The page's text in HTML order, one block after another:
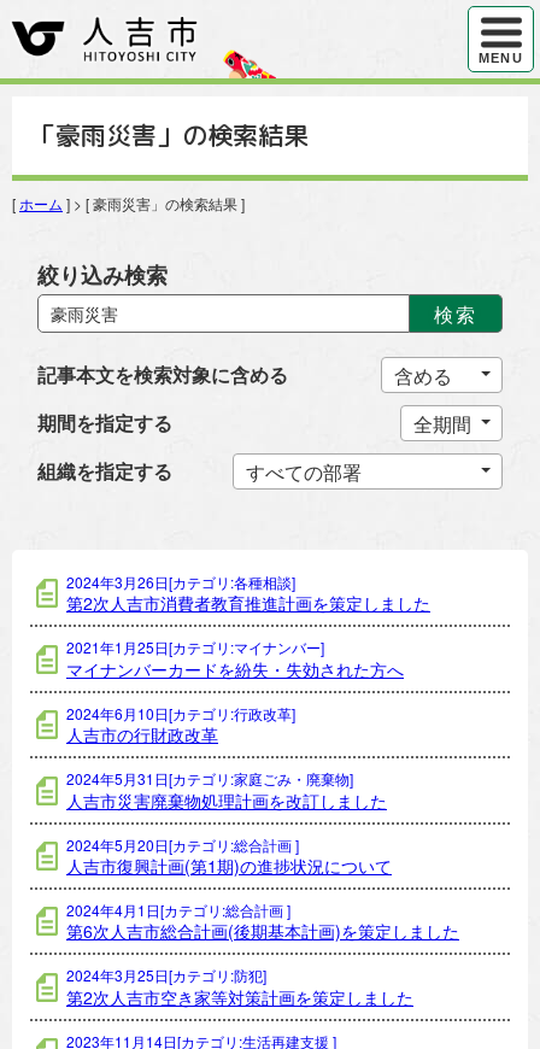
ハンバ
MENU
「豪雨災害」の検索結果
[ ホーム ] > [ 豪雨災害」の検索結果 ]
絞り込み検索
検索
記事本文を検索対象に含める
期間を指定する
組織を指定する
2024年3月26日[カテゴリ:各種相談]
第2次人吉市消費者教育推進計画を策定しました
2021年1月25日[カテゴリ:マイナンバー]
マイナンバーカードを紛失・失効された方へ
2024年6月10日[カテゴリ:行政改革]
人吉市の行財政改革
2024年5月31日[カテゴリ:家庭ごみ・廃棄物]
人吉市災害廃棄物処理計画を改訂しました
2024年5月20日[カテゴリ:総合計画 ]
人吉市復興計画(第1期)の進捗状況について
2024年4月1日[カテゴリ:総合計画 ]
第6次人吉市総合計画(後期基本計画)を策定しました
2024年3月25日[カテゴリ:防犯]
第2次人吉市空き家等対策計画を策定しました
2023年11月14日[カテゴリ:生活再建支援 ]